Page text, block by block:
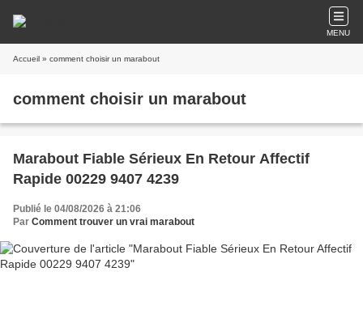
MENU
Accueil » comment choisir un marabout
comment choisir un marabout
Marabout Fiable Sérieux En Retour Affectif
Rapide 00229 9407 4239
Publié le 04/08/2026 à 21:06
Par Comment trouver un vrai marabout